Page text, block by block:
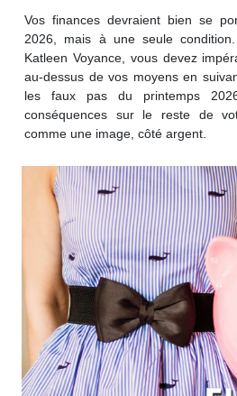
Vos finances devraient bien se
2026, mais à une seule
Katleen Voyance, vous devez
au-dessus de vos moyens en
les faux pas du printemps
conséquences sur le reste de
comme une image, côté argent.